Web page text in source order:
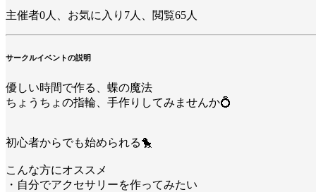
主催者0人、お気に入り7人、閲覧65人
サークルイベントの説明
優しい時間で作る、蝶の魔法
ちょうちょの指輪、手作りしてみませんか💍
初心者からでも始められる🐤
こんな方にオススメ
・自分でアクセサリーを作ってみたい